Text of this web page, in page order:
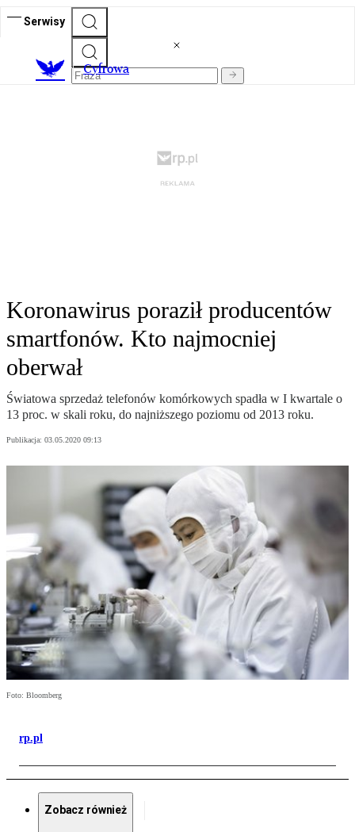
Serwisy
Cyfrowa
Koronawirus poraził producentów
smartfonów. Kto najmocniej
oberwał
Światowa sprzedaż telefonów komórkowych spadła w I kwartale o
13 proc. w skali roku, do najniższego poziomu od 2013 roku.
Publikacja: 03.05.2020 09:13
Foto: Bloomberg
rp.pl
Zobacz również